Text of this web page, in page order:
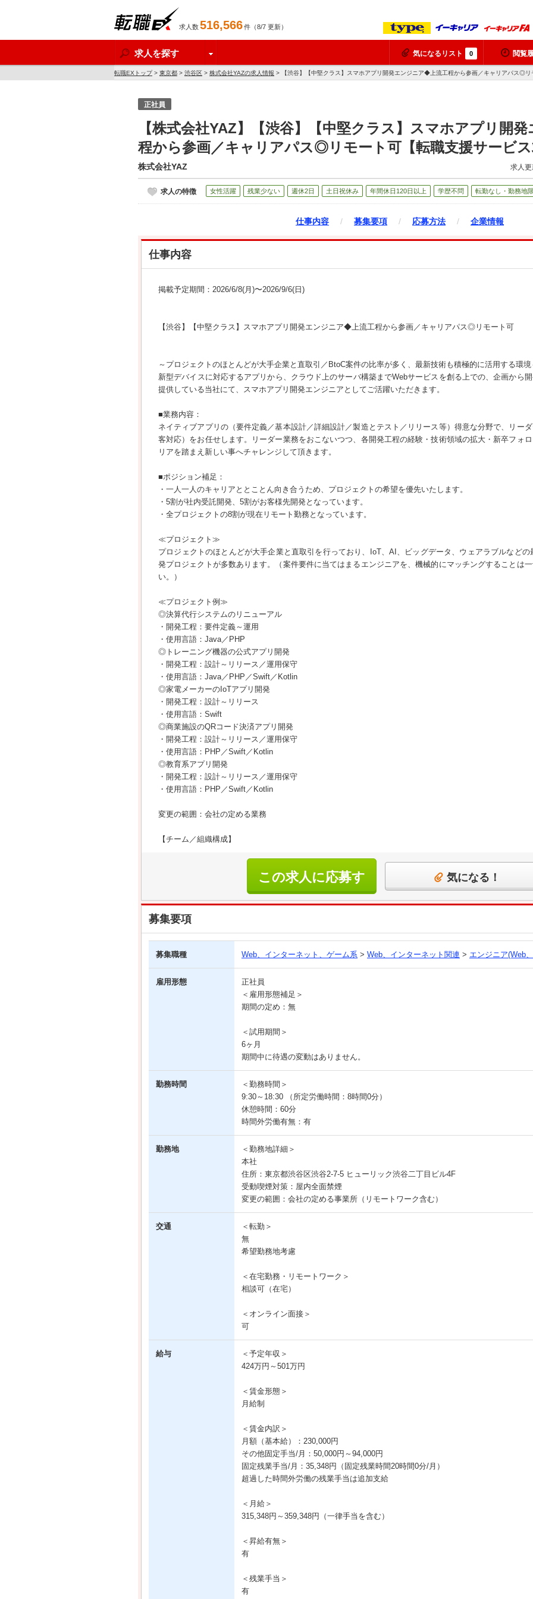
求人数516,566件（8/7 更新）
求人を探す 気になるリスト 0 閲覧
転職EXトップ> 東京都 > 渋谷区 > 株式会社YAZの求人情報 > 【渋谷】【中堅クラス】スマホアプリ開発エンジニア◆上流工程から参画／キャリアパス◎リ
正社員
【株式会社YAZ】【渋谷】【中堅クラス】スマホアプリ開
程から参画／キャリアパス◎リモート可【転職支援サービス
株式会社YAZ 求人
求人の特徴 女性活躍 残業少ない 週休2日 土日祝休み 年間休日120日以上 学歴不問 転勤なし・勤務地
仕事内容 / 募集要項 / 応募方法 / 企業情報
仕事内容
掲載予定期間：2026/6/8(月)〜2026/9/6(日)
【渋谷】【中堅クラス】スマホアプリ開発エンジニア◆上流工程から参画／キャリアパス◎リモート可
～プロジェクトのほとんどが大手企業と直取引／BtoC案件の比率が多く、最新技術も積極的に活用する環境
新型デバイスに対応するアプリから、クラウド上のサーバ構築までWebサービスを創る上での、企画から
提供している当社にて、スマホアプリ開発エンジニアとしてご活躍いただきます。
■業務内容：
ネイティブアプリの（要件定義／基本設計／詳細設計／製造とテスト／リリース等）得意な分野で、リー
客対応）をお任せします。リーダー業務をおこないつつ、各開発工程の経験・技術領域の拡大・新卒フォ
リアを踏まえ新しい事へチャレンジして頂きます。
■ポジション補足：
・一人一人のキャリアととことん向き合うため、プロジェクトの希望を優先いたします。
・5割が社内受託開発、5割がお客様先開発となっています。
・全プロジェクトの8割が現在リモート勤務となっています。
≪プロジェクト≫
プロジェクトのほとんどが大手企業と直取引を行っており、IoT、AI、ビッグデータ、ウェアラブルなどの
発プロジェクトが多数あります。（案件要件に当てはまるエンジニアを、機械的にマッチングすることは
い。）
≪プロジェクト例≫
◎決算代行システムのリニューアル
・開発工程：要件定義～運用
・使用言語：Java／PHP
◎トレーニング機器の公式アプリ開発
・開発工程：設計～リリース／運用保守
・使用言語：Java／PHP／Swift／Kotlin
◎家電メーカーのIoTアプリ開発
・開発工程：設計～リリース
・使用言語：Swift
◎商業施設のQRコード決済アプリ開発
・開発工程：設計～リリース／運用保守
・使用言語：PHP／Swift／Kotlin
◎教育系アプリ開発
・開発工程：設計～リリース／運用保守
・使用言語：PHP／Swift／Kotlin
変更の範囲：会社の定める業務
【チーム／組織構成】
この求人に応募す
る
気になる！
募集要項
募集職種 Web、インターネット、ゲーム系 > Web、インターネット関連 > エンジニア(Web
雇用形態
正社員
＜雇用形態補足＞
期間の定め：無
＜試用期間＞
6ヶ月
期間中に待遇の変動はありません。
勤務時間
＜勤務時間＞
9:30～18:30 （所定労働時間：8時間0分）
休憩時間：60分
時間外労働有無：有
勤務地
＜勤務地詳細＞
本社
住所：東京都渋谷区渋谷2-7-5 ヒューリック渋谷二丁目ビル4F
受動喫煙対策：屋内全面禁煙
変更の範囲：会社の定める事業所（リモートワーク含む）
交通
＜転勤＞
無
希望勤務地考慮
＜在宅勤務・リモートワーク＞
相談可（在宅）
＜オンライン面接＞
可
給与
＜予定年収＞
424万円～501万円
＜賃金形態＞
月給制
＜賃金内訳＞
月額（基本給）：230,000円
その他固定手当/月：50,000円～94,000円
固定残業手当/月：35,348円（固定残業時間20時間0分/月）
超過した時間外労働の残業手当は追加支給
＜月給＞
315,348円～359,348円（一律手当を含む）
＜昇給有無＞
有
＜残業手当＞
有